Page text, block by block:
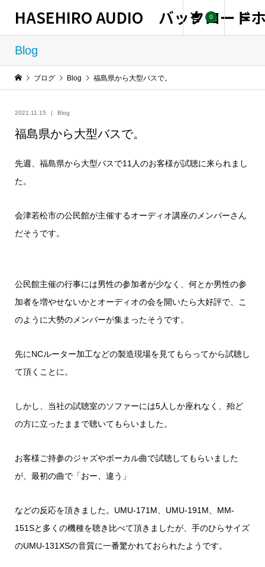
HASEHIRO AUDIO バックロード
0
Blog
ブログ Blog 福島県から大型バスで。
2021.11.15 Blog
福島県から大型バスで。
先週、福島県から大型バスで11人のお客様が試聴に来られまし
た。
会津若松市の公民館が主催するオーディオ講座のメンバーさん
だそうです。
公民館主催の行事には男性の参加者が少なく、何とか男性の参
加者を増やせないかとオーディオの会を開いたら大好評で、こ
のように大勢のメンバーが集まったそうです。
先にNCルーター加工などの製造現場を見てもらってから試聴し
て頂くことに。
しかし、当社の試聴室のソファーには5人しか座れなく、殆ど
の方に立ったままで聴いてもらいました。
お客様ご持参のジャズやボーカル曲で試聴してもらいました
が、最初の曲で「おー、違う」
などの反応を頂きました。UMU-171M、UMU-191M、MM-
151Sと多くの機種を聴き比べて頂きましたが、手のひらサイズ
のUMU-131XSの音質に一番驚かれておられたようです。